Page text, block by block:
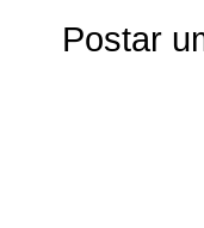
Postar